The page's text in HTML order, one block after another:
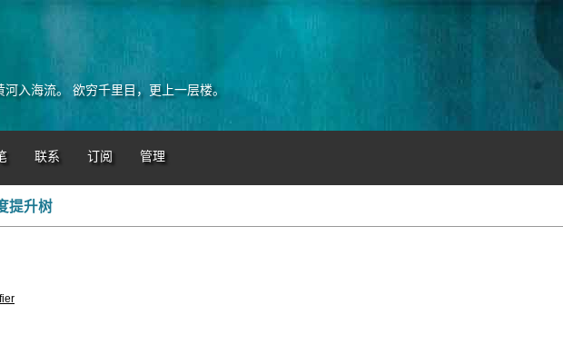
河入海流。 欲穷千里目，更上一层楼。
联系 订阅 管理
提升树